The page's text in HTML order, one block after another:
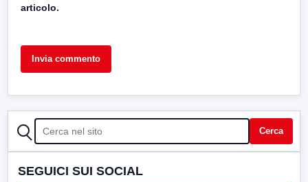
articolo.
CERCA Cerca
SEGUICI SUI SOCIAL